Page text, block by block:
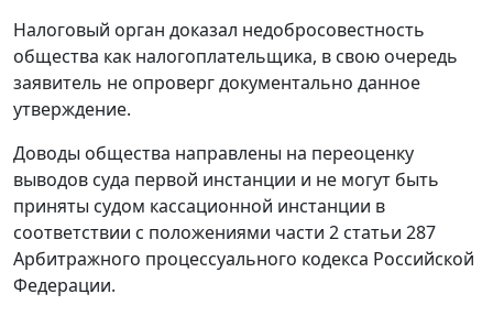
Налоговый орган доказал недобросовестность
общества как налогоплательщика, в свою очередь
заявитель не опроверг документально данное
утверждение.
Доводы общества направлены на переоценку
выводов суда первой инстанции и не могут быть
приняты судом кассационной инстанции в
соответствии с положениями части 2 статьи 287
Арбитражного процессуального кодекса Российской
Федерации.